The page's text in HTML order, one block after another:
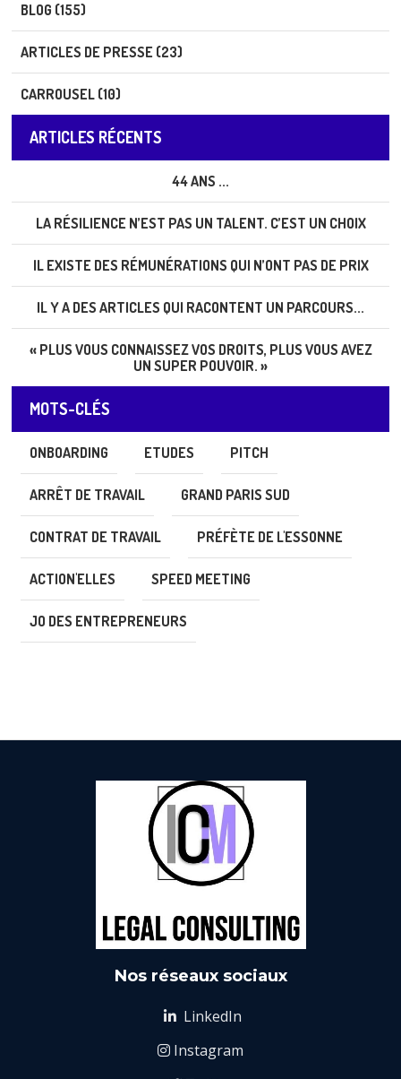
BLOG (155)
ARTICLES DE PRESSE (23)
CARROUSEL (10)
ARTICLES RÉCENTS
44 ANS ...
LA RÉSILIENCE N’EST PAS UN TALENT. C’EST UN CHOIX
IL EXISTE DES RÉMUNÉRATIONS QUI N’ONT PAS DE PRIX
IL Y A DES ARTICLES QUI RACONTENT UN PARCOURS...
« PLUS VOUS CONNAISSEZ VOS DROITS, PLUS VOUS AVEZ
UN SUPER POUVOIR. »
MOTS-CLÉS
ONBOARDING ETUDES PITCH
ARRÊT DE TRAVAIL GRAND PARIS SUD
CONTRAT DE TRAVAIL PRÉFÈTE DE L'ESSONNE
ACTION'ELLES SPEED MEETING
JO DES ENTREPRENEURS
Nos réseaux sociaux
 LinkedIn
 Instagram